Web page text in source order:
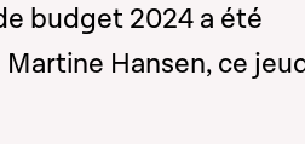
budget 2024 a été
Hansen, ce